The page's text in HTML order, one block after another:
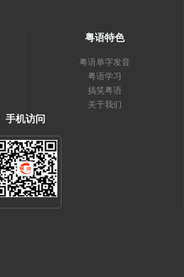
粤语特色
粤语单字发音
粤语学习
搞笑粤语
关于我们
手机访问